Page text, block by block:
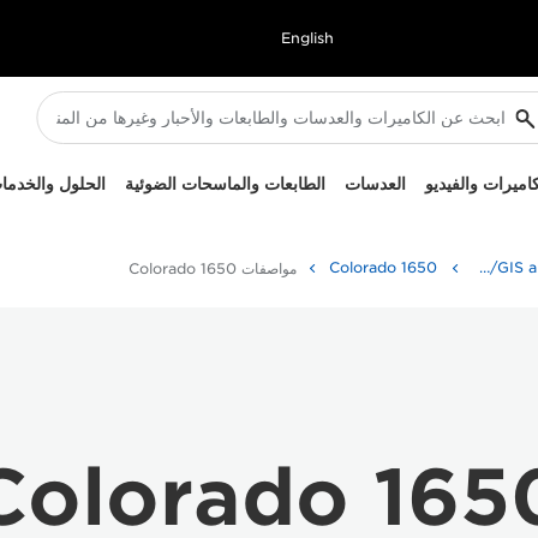
English
والفيديو العدسات الطابعات والماسحات الضوئية الحلول
High-Quality Large Format Printers for CAD/GIS and Stunning Graphics
Colorado 1650 مواصفات Colorado 1650